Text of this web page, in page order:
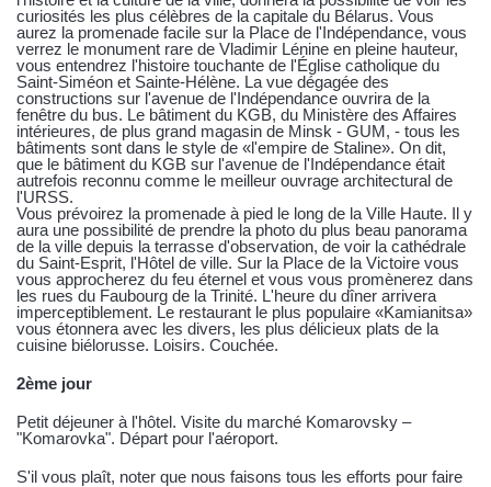
curiosités les plus célèbres de la capitale du Bélarus. Vous
aurez la promenade facile sur la Place de l'Indépendance, vous
verrez le monument rare de Vladimir Lénine en pleine hauteur,
vous entendrez l'histoire touchante de l'Église catholique du
Saint-Siméon et Sainte-Hélène. La vue dégagée des
constructions sur l'avenue de l'Indépendance ouvrira de la
fenêtre du bus. Le bâtiment du KGB, du Ministère des Affaires
intérieures, de plus grand magasin de Minsk - GUM, - tous les
bâtiments sont dans le style de «l'empire de Staline». On dit,
que le bâtiment du KGB sur l'avenue de l'Indépendance était
autrefois reconnu comme le meilleur ouvrage architectural de
l'URSS.
Vous prévoirez la promenade à pied le long de la Ville Haute. Il y
aura une possibilité de prendre la photo du plus beau panorama
de la ville depuis la terrasse d'observation, de voir la cathédrale
du Saint-Esprit, l'Hôtel de ville. Sur la Place de la Victoire vous
vous approcherez du feu éternel et vous vous promènerez dans
les rues du Faubourg de la Trinité. L'heure du dîner arrivera
imperceptiblement. Le restaurant le plus populaire «Kamianitsa»
vous étonnera avec les divers, les plus délicieux plats de la
cuisine biélorusse. Loisirs. Couchée.
2ème jour
Petit déjeuner à l'hôtel. Visite du marché Komarovsky –
"Komarovka". Départ pour l'aéroport.
S'il vous plaît, noter que nous faisons tous les efforts pour faire